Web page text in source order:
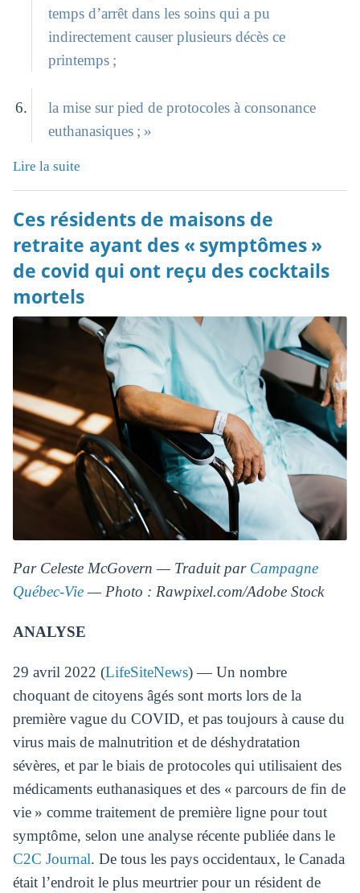
temps d’arrêt dans les soins qui a pu
indirectement causer plusieurs décès ce
printemps ;
la mise sur pied de protocoles à consonance
euthanasiques ; »
Lire la suite
Ces résidents de maisons de
retraite ayant des « symptômes »
de covid qui ont reçu des cocktails
mortels
Par Celeste McGovern — Traduit par Campagne
Québec-Vie— Photo : Rawpixel.com/Adobe Stock
ANALYSE
29 avril 2022 (LifeSiteNews) — Un nombre
choquant de citoyens âgés sont morts lors de la
première vague du COVID, et pas toujours à cause du
virus mais de malnutrition et de déshydratation
sévères, et par le biais de protocoles qui utilisaient des
médicaments euthanasiques et des « parcours de fin de
vie » comme traitement de première ligne pour tout
symptôme, selon une analyse récente publiée dans le
C2C Journal. De tous les pays occidentaux, le Canada
était l’endroit le plus meurtrier pour un résident de